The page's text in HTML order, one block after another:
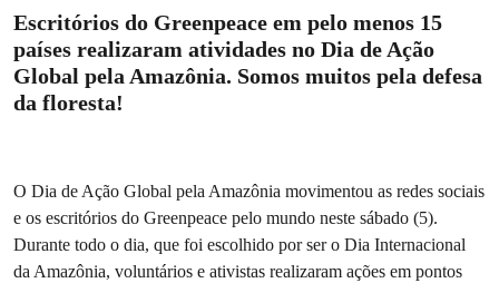
Escritórios do Greenpeace em pelo menos 15
países realizaram atividades no Dia de Ação
Global pela Amazônia. Somos muitos pela defesa
da floresta!
O Dia de Ação Global pela Amazônia movimentou as redes sociais
e os escritórios do Greenpeace pelo mundo neste sábado (5).
Durante todo o dia, que foi escolhido por ser o Dia Internacional
da Amazônia, voluntários e ativistas realizaram ações em pontos